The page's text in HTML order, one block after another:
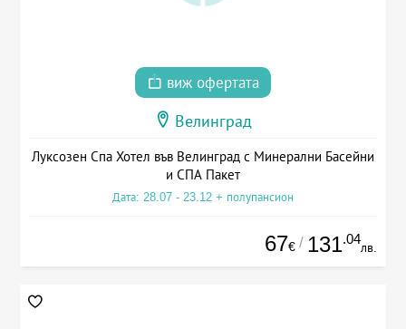
виж офертата
Велинград
Луксозен Спа Хотел във Велинград с Минерални Басейни
и СПА Пакет
Дата: 28.07 - 23.12 + полупансион
67€ / 131.04
лв.